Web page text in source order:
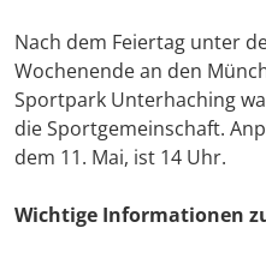
Nach dem Feiertag unter
Wochenende an den
Sportpark Unterhaching
die Sportgemeinschaft.
dem 11. Mai, ist 14 Uhr.
Wichtige Informationen